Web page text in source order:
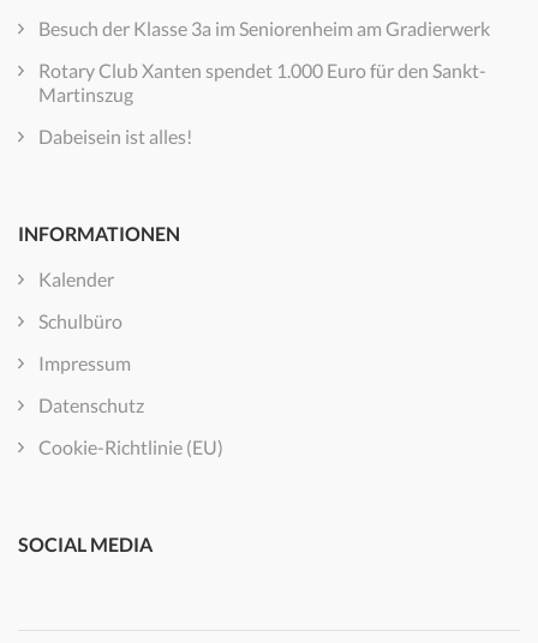
Besuch der Klasse 3a im Seniorenheim am Gradierwerk
Rotary Club Xanten spendet 1.000 Euro für den Sankt-
Martinszug
Dabeisein ist alles!
INFORMATIONEN
Kalender
Schulbüro
Impressum
Datenschutz
Cookie-Richtlinie (EU)
SOCIAL MEDIA